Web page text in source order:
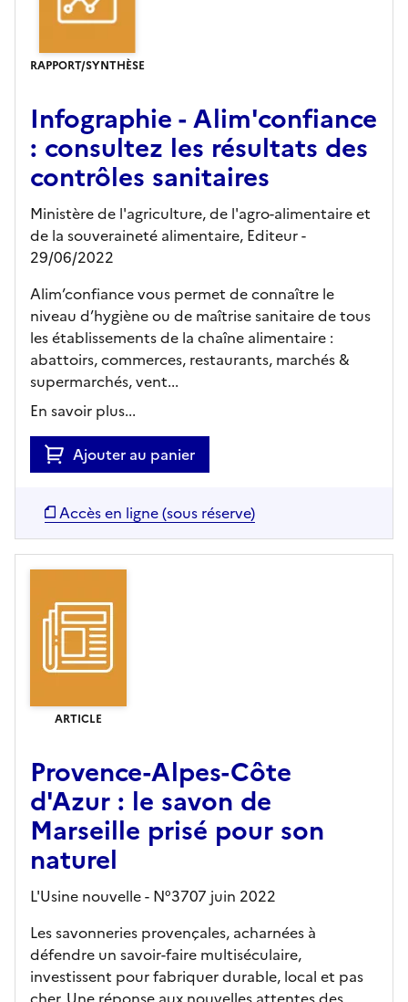
RAPPORT/SYNTHÈSE
Infographie - Alim'confiance
: consultez les résultats des
contrôles sanitaires
Ministère de l'agriculture, de l'agro-alimentaire et
de la souveraineté alimentaire, Editeur-
29/06/2022
Alim’confiance vous permet de connaître le
niveau d’hygiène ou de maîtrise sanitaire de tous
les établissements de la chaîne alimentaire :
abattoirs, commerces, restaurants, marchés &
supermarchés, vent...
En savoir plus...
Ajouter au panier
Accès en ligne (sous réserve)
ARTICLE
Provence-Alpes-Côte
d'Azur : le savon de
Marseille prisé pour son
naturel
L'Usine nouvelle - N°3707 juin 2022
Les savonneries provençales, acharnées à
défendre un savoir-faire multiséculaire,
investissent pour fabriquer durable, local et pas